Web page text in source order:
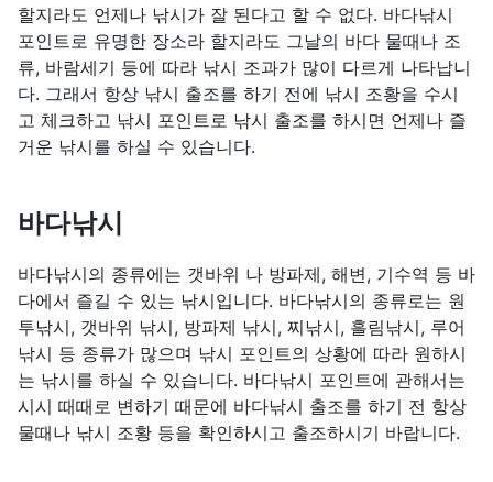
할지라도 언제나 낚시가 잘 된다고 할 수 없다. 바다낚시
포인트로 유명한 장소라 할지라도 그날의 바다 물때나 조
류, 바람세기 등에 따라 낚시 조과가 많이 다르게 나타납니
다. 그래서 항상 낚시 출조를 하기 전에 낚시 조황을 수시
고 체크하고 낚시 포인트로 낚시 출조를 하시면 언제나 즐
거운 낚시를 하실 수 있습니다.
바다낚시
바다낚시의 종류에는 갯바위 나 방파제, 해변, 기수역 등 바
다에서 즐길 수 있는 낚시입니다. 바다낚시의 종류로는 원
투낚시, 갯바위 낚시, 방파제 낚시, 찌낚시, 흘림낚시, 루어
낚시 등 종류가 많으며 낚시 포인트의 상황에 따라 원하시
는 낚시를 하실 수 있습니다. 바다낚시 포인트에 관해서는
시시 때때로 변하기 때문에 바다낚시 출조를 하기 전 항상
물때나 낚시 조황 등을 확인하시고 출조하시기 바랍니다.